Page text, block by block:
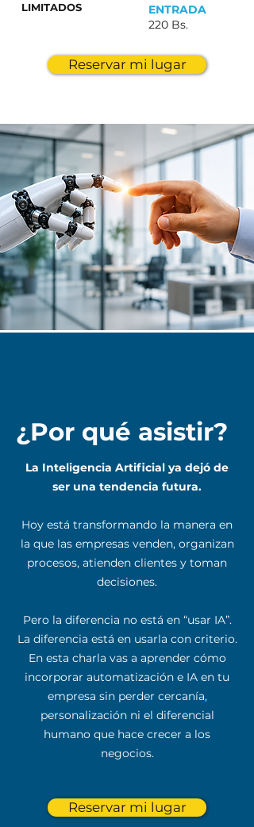
LIMITADOS
ENTRADA
220 Bs.
Reservar mi lugar
¿Por qué asistir?
La Inteligencia Artificial ya dejó de
ser una tendencia futura.
Hoy está transformando la manera en
la que las empresas venden, organizan
procesos, atienden clientes y toman
decisiones.
Pero la diferencia no está en “usar IA”.
La diferencia está en usarla con criterio.
En esta charla vas a aprender cómo
incorporar automatización e IA en tu
empresa sin perder cercanía,
personalización ni el diferencial
humano que hace crecer a los
negocios.
Reservar mi lugar